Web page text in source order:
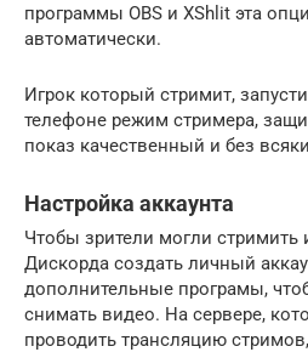
программы OBS и XShlit эта
автоматически.
Игрок который стримит,
телефоне режим стримера,
показ качественный и без
Настройка аккаунта
Чтобы зрители могли стримить
Дискорда создать личный
дополнительные програмы,
снимать видео. На сервере,
проводить трансляцию